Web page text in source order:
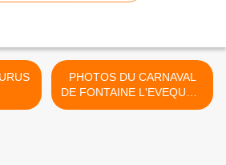
PHOTOS DU CARNAVAL
DE FONTAINE L'EVEQUE A
MA FACON >